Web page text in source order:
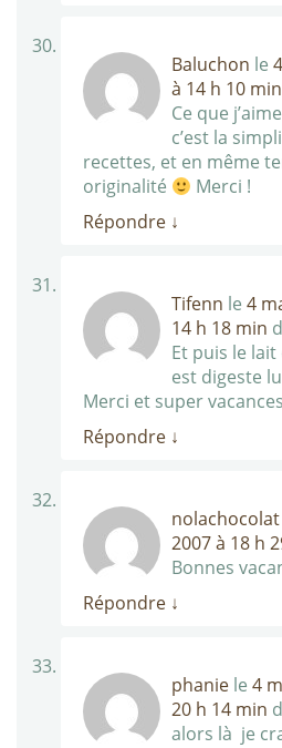
Baluchon le
à 14 h 10 min
Ce que
c’est la
recettes, et en même
originalité
Merci !
Répondre ↓
Tifenn le 4
14 h 18 min
Et puis le
est digeste
Merci et super
Répondre ↓
nolachocolat
2007 à 18 h
Bonnes
Répondre ↓
phanie le 4
20 h 14 min
alors là je